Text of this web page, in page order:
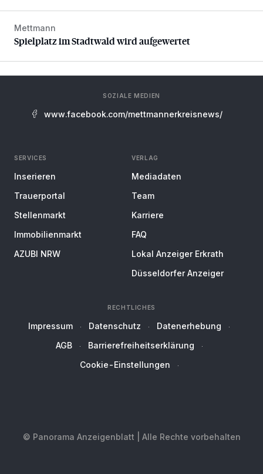
Spielplatz im Stadtwald wird aufgewertet
Mettmann
Spielplatz im Stadtwald wird aufgewertet
SOZIALE MEDIEN
www.facebook.com/mettmannerkreisnews/
SERVICES
Inserieren
Trauerportal
Stellenmarkt
Immobilienmarkt
AZUBI NRW
VERLAG
Mediadaten
Team
Karriere
FAQ
Lokal Anzeiger Erkrath
Düsseldorfer Anzeiger
RECHTLICHES
Impressum Datenschutz
Datenerhebung
AGB
Barrierefreiheitserklärung
Cookie-Einstellungen
© Panorama Anzeigenblatt | Alle Rechte vorbehalten